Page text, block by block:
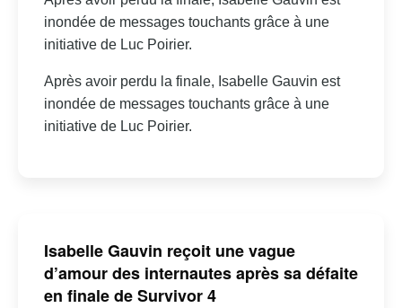
inondée de messages touchants grâce à une
initiative de Luc Poirier.
Après avoir perdu la finale, Isabelle Gauvin est
inondée de messages touchants grâce à une
initiative de Luc Poirier.
Isabelle Gauvin reçoit une vague
d’amour des internautes après sa défaite
en finale de Survivor 4